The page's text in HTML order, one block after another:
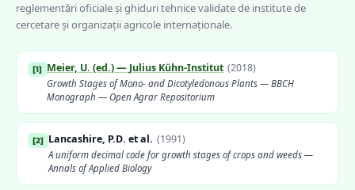
reglementări oficiale și ghiduri tehnice validate de institute de
cercetare și organizații agricole internaționale.
[1] Meier, U. (ed.) — Julius Kühn-Institut (2018)
Growth Stages of Mono- and Dicotyledonous Plants — BBCH
Monograph — Open Agrar Repositorium
[2] Lancashire, P.D. et al. (1991)
A uniform decimal code for growth stages of crops and weeds —
Annals of Applied Biology